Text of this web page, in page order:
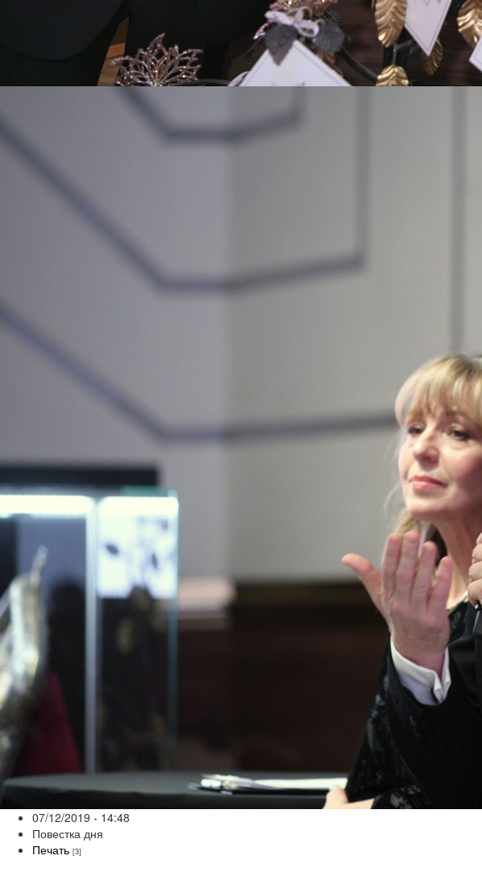
07/12/2019 - 14:48
Повестка дня
Печать [3]